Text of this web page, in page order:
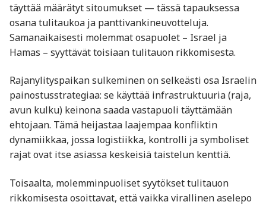
täyttää määrätyt sitoumukset — tässä tapauksessa
osana tulitaukoa ja panttivankineuvotteluja.
Samanaikaisesti molemmat osapuolet – Israel ja
Hamas – syyttävät toisiaan tulitauon rikkomisesta.
Rajanylityspaikan sulkeminen on selkeästi osa Israelin
painostusstrategiaa: se käyttää infrastruktuuria (raja,
avun kulku) keinona saada vastapuoli täyttämään
ehtojaan. Tämä heijastaa laajempaa konfliktin
dynamiikkaa, jossa logistiikka, kontrolli ja symboliset
rajat ovat itse asiassa keskeisiä taistelun kenttiä.
Toisaalta, molemminpuoliset syytökset tulitauon
rikkomisesta osoittavat, että vaikka virallinen aselepo